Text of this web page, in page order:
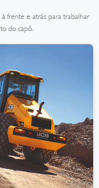
frente e atrás para trabalhar
do capô.